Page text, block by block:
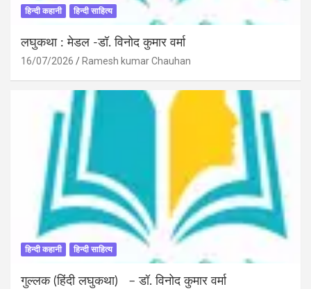
हिन्दी कहानी हिन्दी साहित्य
लघुकथा : मेडल -डॉ. विनोद कुमार वर्मा
16/07/2026 Ramesh kumar Chauhan
हिन्दी कहानी हिन्दी साहित्य
गुल्लक (हिंदी लघुकथा) – डॉ. विनोद कुमार वर्मा